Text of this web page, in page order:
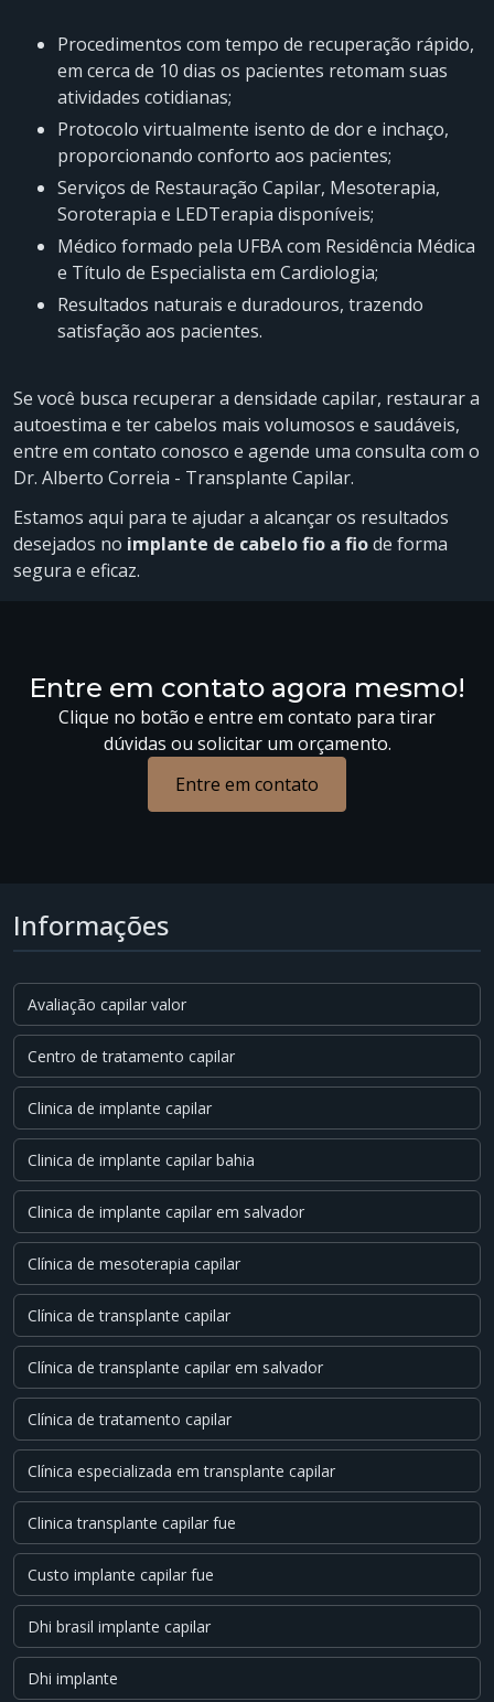
Procedimentos com tempo de recuperação rápido,
em cerca de 10 dias os pacientes retomam suas
atividades cotidianas;
Protocolo virtualmente isento de dor e inchaço,
proporcionando conforto aos pacientes;
Serviços de Restauração Capilar, Mesoterapia,
Soroterapia e LEDTerapia disponíveis;
Médico formado pela UFBA com Residência Médica
e Título de Especialista em Cardiologia;
Resultados naturais e duradouros, trazendo
satisfação aos pacientes.
Se você busca recuperar a densidade capilar, restaurar a
autoestima e ter cabelos mais volumosos e saudáveis,
entre em contato conosco e agende uma consulta com o
Dr. Alberto Correia - Transplante Capilar.
Estamos aqui para te ajudar a alcançar os resultados
desejados no implante de cabelo fio a fiode forma
segura e eficaz.
Entre em contato agora mesmo!
Clique no botão e entre em contato para tirar
dúvidas ou solicitar um orçamento.
Entre em contato
Informações
Avaliação capilar valor
Centro de tratamento capilar
Clinica de implante capilar
Clinica de implante capilar bahia
Clinica de implante capilar em salvador
Clínica de mesoterapia capilar
Clínica de transplante capilar
Clínica de transplante capilar em salvador
Clínica de tratamento capilar
Clínica especializada em transplante capilar
Clinica transplante capilar fue
Custo implante capilar fue
Dhi brasil implante capilar
Dhi implante